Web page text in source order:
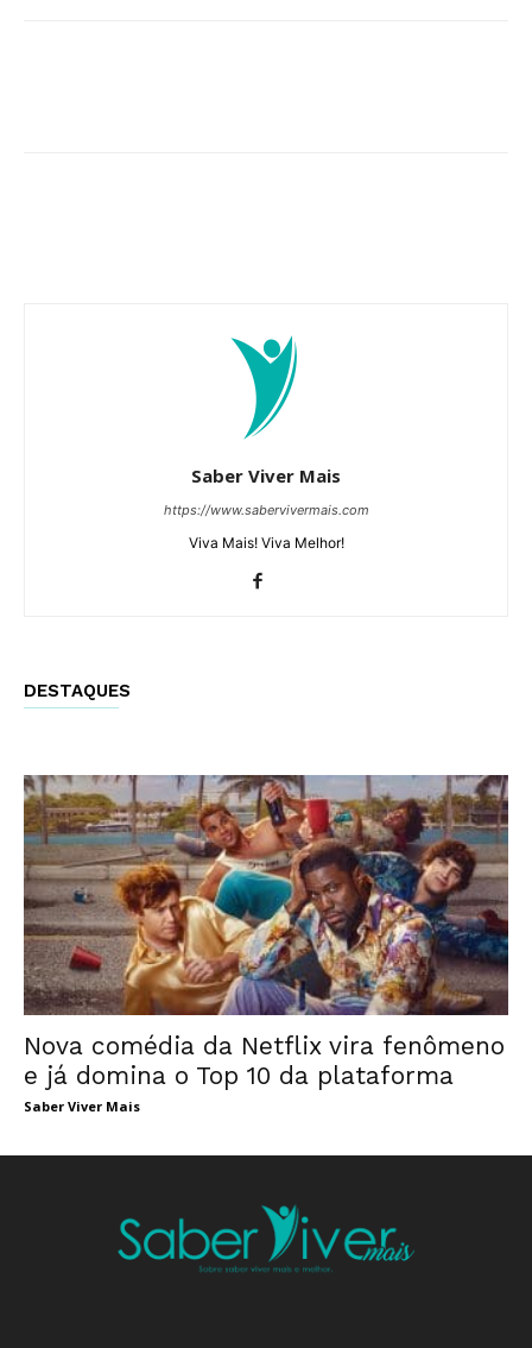
Saber Viver Mais
https://www.sabervivermais.com
Viva Mais! Viva Melhor!
DESTAQUES
Nova comédia da Netflix vira fenômeno
e já domina o Top 10 da plataforma
Saber Viver Mais